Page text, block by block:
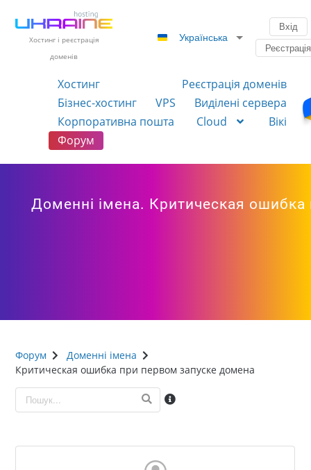
Хостинг і реєстрація
доменів
Українська
Вхід
Реєстрація
Хостинг
Реєстрація доменів
Бізнес-хостинг
VPS
Виділені сервера
Корпоративна пошта
Cloud
Вікі
Форум
Доменні імена. Критическая
Форум
Доменні імена
Критическая ошибка при первом запуске домена